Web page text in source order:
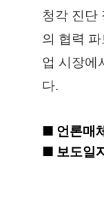
청각 진단
의 협력
업 시장에
다.
■ 언론매
■ 보도일